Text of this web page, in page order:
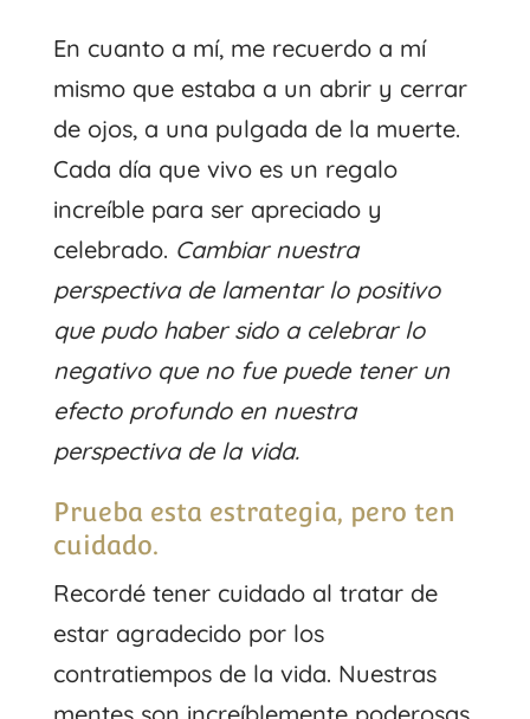
En cuanto a mí, me recuerdo a mí
mismo que estaba a un abrir y cerrar
de ojos, a una pulgada de la muerte.
Cada día que vivo es un regalo
increíble para ser apreciado y
celebrado. Cambiar nuestra
perspectiva de lamentar lo positivo
que pudo haber sido a celebrar lo
negativo que no fue puede tener un
efecto profundo en nuestra
perspectiva de la vida.
Prueba esta estrategia, pero ten
cuidado.
Recordé tener cuidado al tratar de
estar agradecido por los
contratiempos de la vida. Nuestras